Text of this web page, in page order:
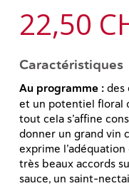
N
o
w
22,50
Caractéristiques
Au programme :des
et un potentiel floral
tout cela s’affine
donner un grand vin
exprime
très beaux accords
sauce, un saint-